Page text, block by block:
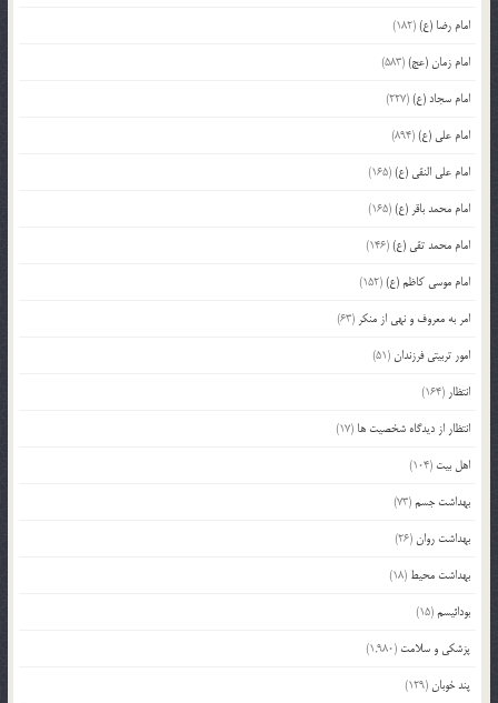
امام رضا (ع)(182)
امام زمان (عج)(583)
امام سجاد (ع)(227)
امام علی (ع)(894)
امام علی النقی (ع)(165)
امام محمد باقر (ع)(165)
امام محمد تقی (ع)(146)
امام موسی کاظم (ع)(152)
امر به معروف و نهی از منکر (63)
امور تربیتی فرزندان(51)
انتظار (164)
انتظار از دیدگاه شخصیت ها (17)
اهل بیت (104)
بهداشت جسم(73)
بهداشت روان(26)
بهداشت محیط (18)
بودائیسم(15)
پزشکی و سلامت (1,980)
پند خوبان(129)